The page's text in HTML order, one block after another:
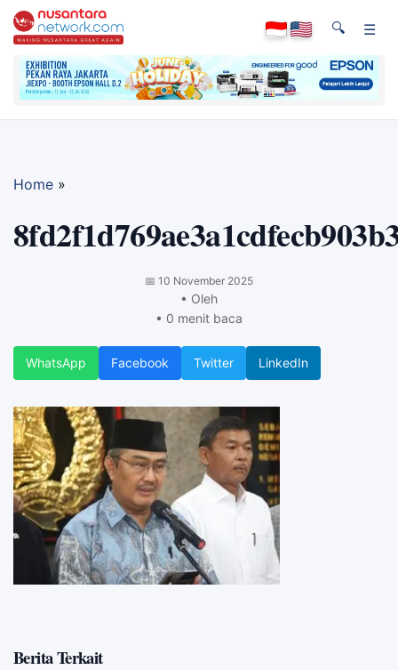
🔍 ☰
Home »
📅 10 November 2025
• Oleh
• 0 menit baca
WhatsApp Facebook Twitter LinkedIn
Berita Terkait